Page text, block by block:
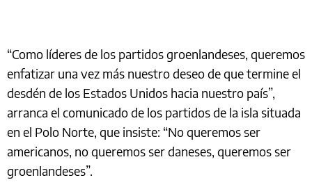
“Como líderes de los partidos groenlandeses, queremos
enfatizar una vez más nuestro deseo de que termine el
desdén de los Estados Unidos hacia nuestro país”,
arranca el comunicado de los partidos de la isla situada
en el Polo Norte, que insiste: “No queremos ser
americanos, no queremos ser daneses, queremos ser
groenlandeses”.